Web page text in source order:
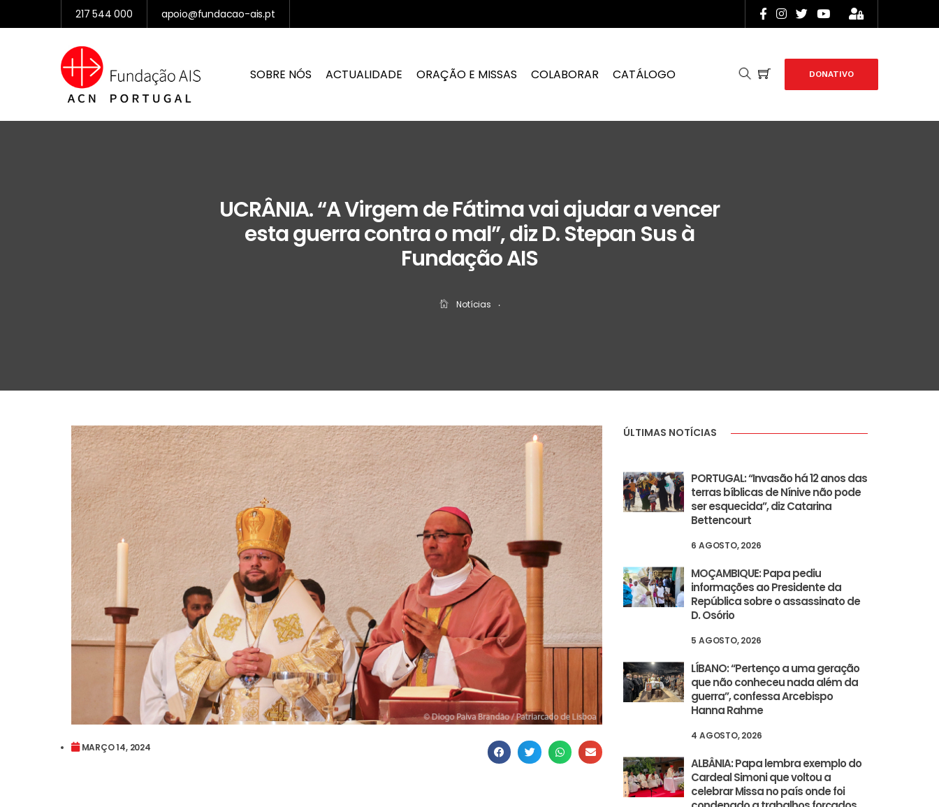
217 544 000 apoio@fundacao-ais.pt
SOBRE NÓS ACTUALIDADE ORAÇÃO E MISSAS COLABORAR CATÁLOGO DONATIVO
UCRÂNIA. “A Virgem de Fátima vai ajudar a vencer
esta guerra contra o mal”, diz D. Stepan Sus à
Fundação AIS
Notícias ‧
MARÇO 14, 2024
ÚLTIMAS NOTÍCIAS
PORTUGAL: “Invasão há 12 anos das
terras bíblicas de Nínive não pode
ser esquecida”, diz Catarina
Bettencourt
6 AGOSTO, 2026
MOÇAMBIQUE: Papa pediu
informações ao Presidente da
República sobre o assassinato de
D. Osório
5 AGOSTO, 2026
LÍBANO: “Pertenço a uma geração
que não conheceu nada além da
guerra”, confessa Arcebispo
Hanna Rahme
4 AGOSTO, 2026
ALBÂNIA: Papa lembra exemplo do
Cardeal Simoni que voltou a
celebrar Missa no país onde foi